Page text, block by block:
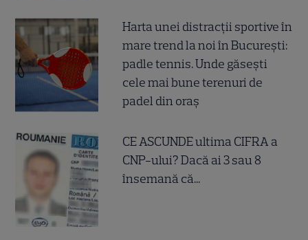
Harta unei distracții sportive în
mare trend la noi în București:
padle tennis. Unde găsești
cele mai bune terenuri de
padel din oraș
CE ASCUNDE ultima CIFRA a
CNP-ului? Dacă ai 3 sau 8
însemană că...